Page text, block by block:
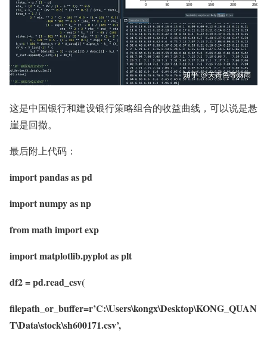
这是中国银行和建设银行策略组合的收益曲线，可以说是悬
崖是回撤。
最后附上代码：
import pandas as pd
import numpy as np
from math import exp
import matplotlib.pyplot as plt
df2 = pd.read_csv(
filepath_or_buffer=r’C:\Users\kongx\Desktop\KONG_QUAN
T\Data\stock\sh600171.csv’,